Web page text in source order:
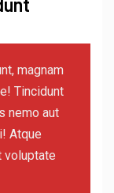
magnam
Tincidunt
nemo aut
Atque
voluptate